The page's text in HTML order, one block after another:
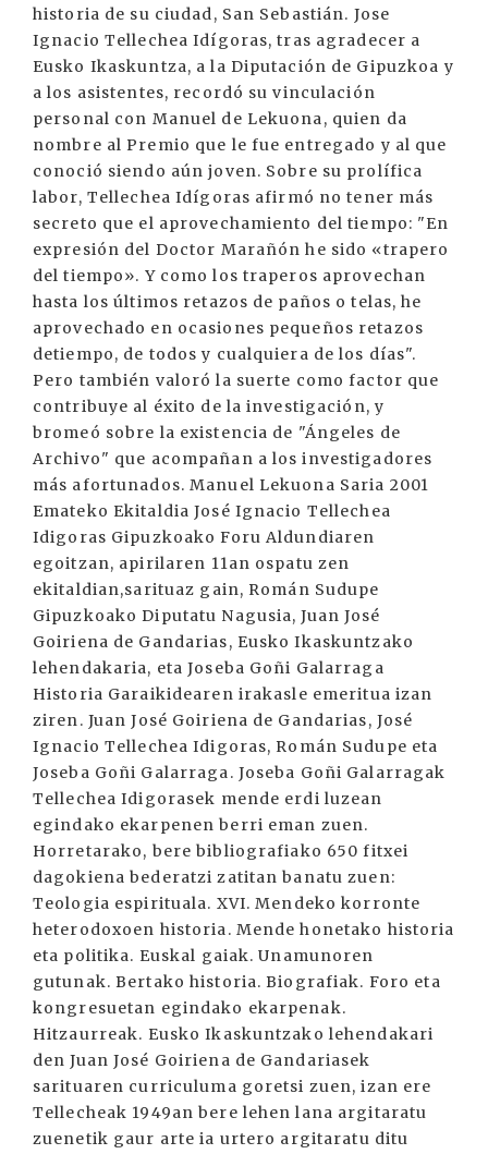
historia de su ciudad, San Sebastián. Jose
Ignacio Tellechea Idígoras, tras agradecer a
Eusko Ikaskuntza, a la Diputación de Gipuzkoa y
a los asistentes, recordó su vinculación
personal con Manuel de Lekuona, quien da
nombre al Premio que le fue entregado y al que
conoció siendo aún joven. Sobre su prolífica
labor, Tellechea Idígoras afirmó no tener más
secreto que el aprovechamiento del tiempo: "En
expresión del Doctor Marañón he sido «trapero
del tiempo». Y como los traperos aprovechan
hasta los últimos retazos de paños o telas, he
aprovechado en ocasiones pequeños retazos
detiempo, de todos y cualquiera de los días".
Pero también valoró la suerte como factor que
contribuye al éxito de la investigación, y
bromeó sobre la existencia de "Ángeles de
Archivo" que acompañan a los investigadores
más afortunados. Manuel Lekuona Saria 2001
Emateko Ekitaldia José Ignacio Tellechea
Idigoras Gipuzkoako Foru Aldundiaren
egoitzan, apirilaren 11an ospatu zen
ekitaldian,sarituaz gain, Román Sudupe
Gipuzkoako Diputatu Nagusia, Juan José
Goiriena de Gandarias, Eusko Ikaskuntzako
lehendakaria, eta Joseba Goñi Galarraga
Historia Garaikidearen irakasle emeritua izan
ziren. Juan José Goiriena de Gandarias, José
Ignacio Tellechea Idigoras, Román Sudupe eta
Joseba Goñi Galarraga. Joseba Goñi Galarragak
Tellechea Idigorasek mende erdi luzean
egindako ekarpenen berri eman zuen.
Horretarako, bere bibliografiako 650 fitxei
dagokiena bederatzi zatitan banatu zuen:
Teologia espirituala. XVI. Mendeko korronte
heterodoxoen historia. Mende honetako historia
eta politika. Euskal gaiak. Unamunoren
gutunak. Bertako historia. Biografiak. Foro eta
kongresuetan egindako ekarpenak.
Hitzaurreak. Eusko Ikaskuntzako lehendakari
den Juan José Goiriena de Gandariasek
sarituaren curriculuma goretsi zuen, izan ere
Tellecheak 1949an bere lehen lana argitaratu
zuenetik gaur arte ia urtero argitaratu ditu